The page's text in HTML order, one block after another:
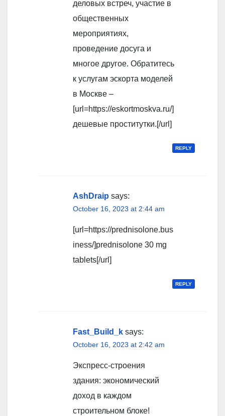
деловых встреч, участие в
общественных
мероприятиях,
проведение досуга и
многое другое. Обратитесь
к услугам эскорта моделей
в Москве –
[url=https://eskortmoskva.ru/]
дешевые проститутки.[/url]
REPLY
AshDraip says:
October 16, 2023 at 2:44 am
[url=https://prednisolone.bus
iness/]prednisolone 30 mg
tablets[/url]
REPLY
Fast_Build_k says:
October 16, 2023 at 2:42 am
Экспресс-строения
здания: экономический
доход в каждом
строительном блоке!